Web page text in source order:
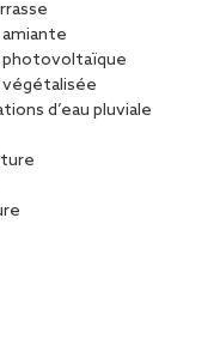
d’eau pluviale